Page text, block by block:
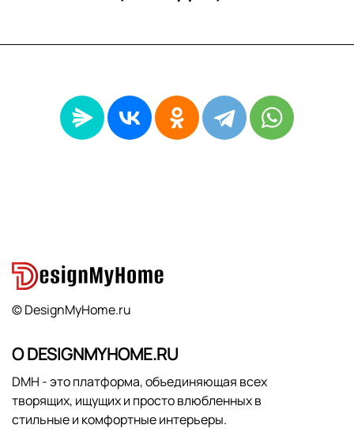
© DesignMyHome.ru
О DESIGNMYHOME.RU
DMH - это платформа, объединяющая всех
творящих, ищущих и просто влюбленных в
стильные и комфортные интерьеры.